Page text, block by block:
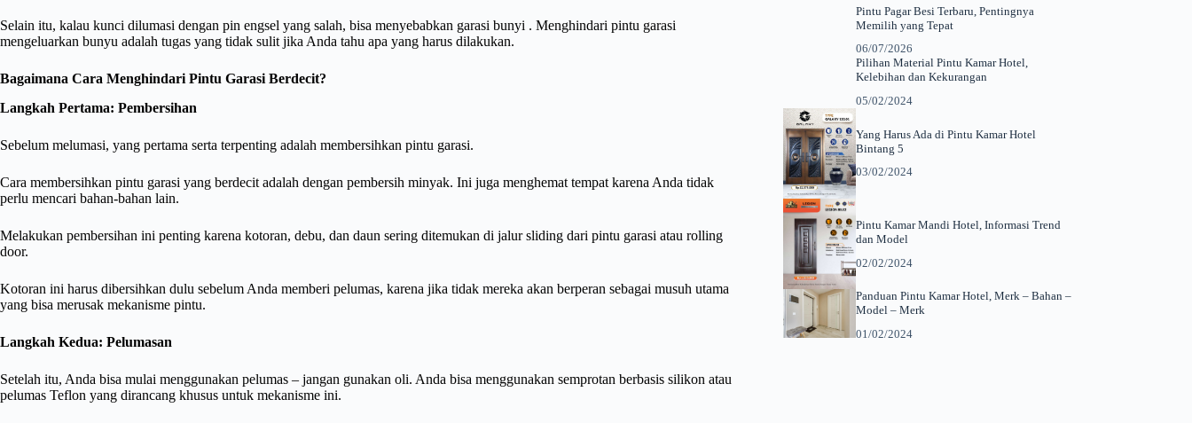
Selain itu, kalau kunci dilumasi dengan pin engsel yang salah, bisa menyebabkan garasi bunyi . Menghindari pintu garasi
mengeluarkan bunyu adalah tugas yang tidak sulit jika Anda tahu apa yang harus dilakukan.
Bagaimana Cara Menghindari Pintu Garasi Berdecit?
Langkah Pertama: Pembersihan
Sebelum melumasi, yang pertama serta terpenting adalah membersihkan pintu garasi.
Cara membersihkan pintu garasi yang berdecit adalah dengan pembersih minyak. Ini juga menghemat tempat karena Anda tidak
perlu mencari bahan-bahan lain.
Melakukan pembersihan ini penting karena kotoran, debu, dan daun sering ditemukan di jalur sliding dari pintu garasi atau rolling
door.
Kotoran ini harus dibersihkan dulu sebelum Anda memberi pelumas, karena jika tidak mereka akan berperan sebagai musuh utama
yang bisa merusak mekanisme pintu.
Langkah Kedua: Pelumasan
Setelah itu, Anda bisa mulai menggunakan pelumas – jangan gunakan oli. Anda bisa menggunakan semprotan berbasis silikon atau
pelumas Teflon yang dirancang khusus untuk mekanisme ini.
Pintu Pagar Besi Terbaru, Pentingnya
Memilih yang Tepat
06/07/2026
Pilihan Material Pintu Kamar Hotel,
Kelebihan dan Kekurangan
05/02/2024
Yang Harus Ada di Pintu Kamar Hotel
Bintang 5
03/02/2024
Pintu Kamar Mandi Hotel, Informasi Trend
dan Model
02/02/2024
Panduan Pintu Kamar Hotel, Merk – Bahan –
Model – Merk
01/02/2024